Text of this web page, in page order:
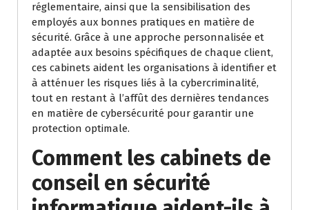
réglementaire, ainsi que la sensibilisation des
employés aux bonnes pratiques en matière de
sécurité. Grâce à une approche personnalisée et
adaptée aux besoins spécifiques de chaque client,
ces cabinets aident les organisations à identifier et
à atténuer les risques liés à la cybercriminalité,
tout en restant à l’affût des dernières tendances
en matière de cybersécurité pour garantir une
protection optimale.
Comment les cabinets de
conseil en sécurité